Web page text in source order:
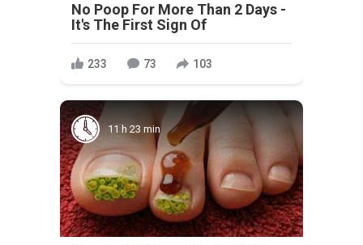
No Poop For More Than 2 Days -
It's The First Sign Of
233 73 103
11 h 23 min